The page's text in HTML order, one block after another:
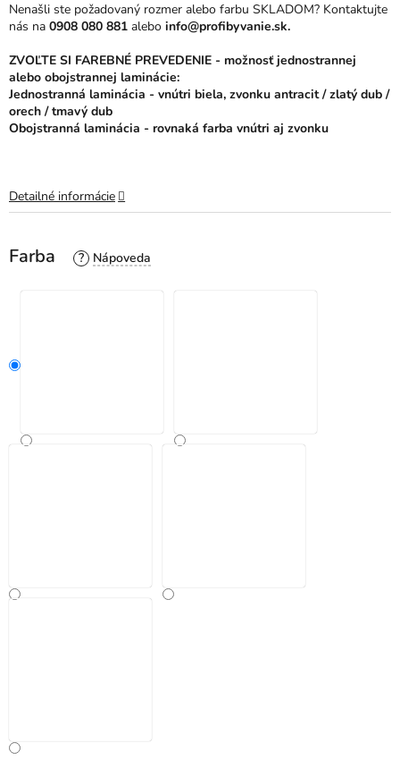
Farba ?
Nenašli ste požadovaný rozmer alebo farbu SKLADOM? Kontaktujte
nás na 0908 080 881 alebo info@profibyvanie.sk.
ZVOĽTE SI FAREBNÉ PREVEDENIE - možnosť jednostrannej
alebo obojstrannej laminácie:
Jednostranná laminácia - vnútri biela, zvonku antracit / zlatý dub /
orech / tmavý dub
Obojstranná laminácia - rovnaká farba vnútri aj zvonku
Detailné informácie